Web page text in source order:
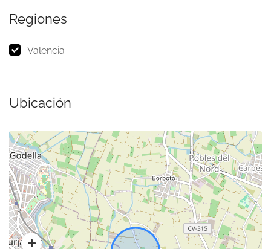
Regiones
Valencia
Ubicación